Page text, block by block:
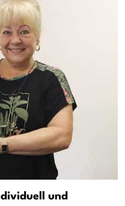
und